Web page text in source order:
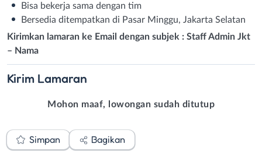
Bisa bekerja sama dengan tim
Bersedia ditempatkan di Pasar Minggu, Jakarta Selatan
Kirimkan lamaran ke Email dengan subjek : Staff Admin Jkt
– Nama
Kirim Lamaran
Mohon maaf, lowongan sudah ditutup
Simpan Bagikan